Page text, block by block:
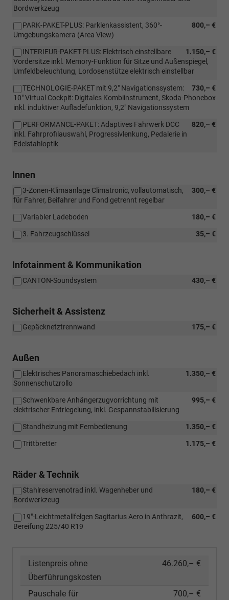
Bordwerkzeug
800,– €
PARK-PAKET-PLUS: Parklenkassistent, 360°-
Umgebungskamera (Area View)
1.150,– €
INTERIEUR-PAKET-PLUS: Elektrisch einstellbare
Vordersitze inkl. Memory-Funktion für Sitze und Außenspiegel,
Umfeldbeleuchtung, Lordosenstütze elektrisch einstellbar
730,– €
TECHNOLOGIE-PAKET mit 9,2" Navigationssystem:
10" Virtual Cockpit: Digitales Kombiinstrument, Skoda-Phonebox
inkl. induktiver Aufladefunktion, 9,2" Navigationssystem
820,– €
PERFORMANCE-PAKET: Adaptives Fahrwerk DCC
inkl. Fahrprofilauswahl, Progressivlenkung, Pedalerie in
Edelstahloptik
Innen
300,– €
3-Zonen-Klimaanlage Climatronic, vollautomatisch,
für Fahrer, Beifahrer und Fond getrennt regelbar
180,– €
Variabler Ladeboden
35,– €
3. Fahrzeugschlüssel
Infotainment & Kommunikation
430,– €
CANTON-Soundsystem
Sicherheit & Assistenz
175,– €
Gepäcknetztrennwand
Außen
1.350,– €
Elektrisches Panoramaschiebedach inkl.
Sonnenschutzrollo
995,– €
Schwenkbare Anhängerzugvorrichtung mit
elektrischer Entriegelung, inkl. Gespannstabilisierung
1.350,– €
Standheizung mit Fernbedienung
1.175,– €
Trittbretter
Räder & Technik
180,– €
Stahlreservenotrad inkl. Wagenheber und
Bordwerkzeug
600,– €
19"-Leichtmetallfelgen Sagitarius Aero in Anthrazit,
Bereifung 225/40 R19
Listenpreis ohne
Überführungskosten
46.260,– €
Pauschale für
700,– €